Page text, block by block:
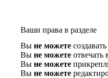
Ваши права в разделе
Вы не можете
Вы не можете отвечать
Вы не можете
Вы не можете